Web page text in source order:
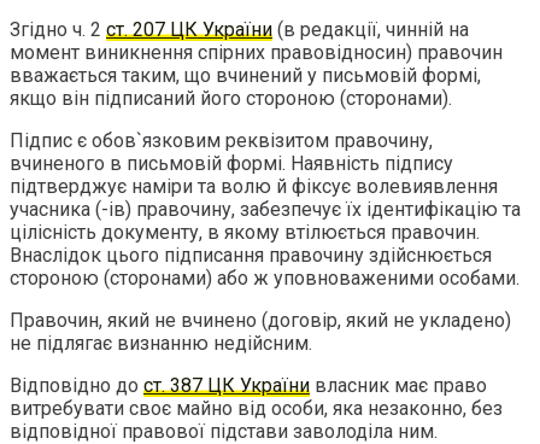
Згідно ч. 2 ст. 207 ЦК України (в редакції, чинній на
момент виникнення спірних правовідносин) правочин
вважається таким, що вчинений у письмовій формі,
якщо він підписаний його стороною (сторонами).
Підпис є обов`язковим реквізитом правочину,
вчиненого в письмовій формі. Наявність підпису
підтверджує наміри та волю й фіксує волевиявлення
учасника (-ів) правочину, забезпечує їх ідентифікацію та
цілісність документу, в якому втілюється правочин.
Внаслідок цього підписання правочину здійснюється
стороною (сторонами) або ж уповноваженими особами.
Правочин, який не вчинено (договір, який не укладено)
не підлягає визнанню недійсним.
Відповідно до ст. 387 ЦК України власник має право
витребувати своє майно від особи, яка незаконно, без
відповідної правової підстави заволоділа ним.